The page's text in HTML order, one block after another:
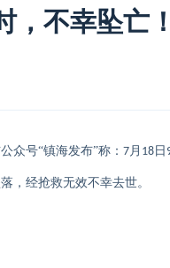
，不幸坠亡
众号“镇海发布”称： 7月 18 日
，经抢救无效不幸去世。